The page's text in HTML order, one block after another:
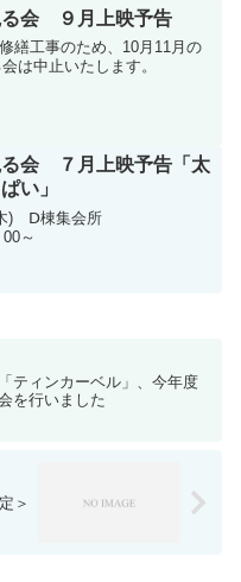
る会 ９月上映予告
繕工事のため、10月11月の
は中止いたします。
る会 ７月上映予告「太
い」
日(木) Ⅾ棟集会所
～
ティンカーベル」、今年度
を行いました
＞